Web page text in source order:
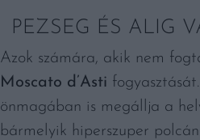
PEZSEG ÉS ALIG
Azok számára, akik nem
Moscato d’Asti
önmagában is megállja a
bármelyik hiperszuper